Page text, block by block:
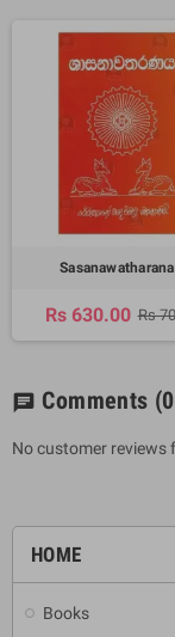
HOME
Books
Rs 630.00 Rs
chat Comments
No customer reviews